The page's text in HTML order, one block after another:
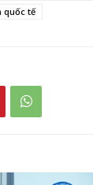
quốc tế